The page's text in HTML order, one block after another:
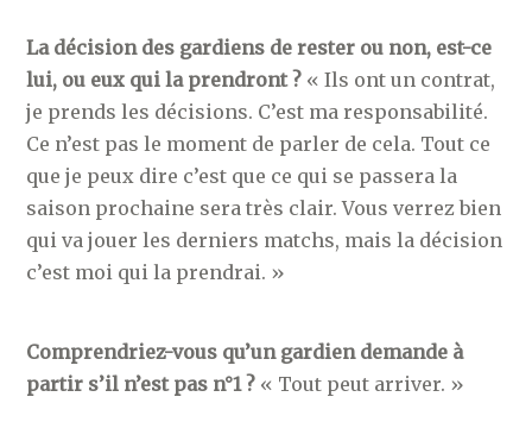
La décision des gardiens de rester ou non, est-ce
lui, ou eux qui la prendront ? « Ils ont un contrat,
je prends les décisions. C’est ma responsabilité.
Ce n’est pas le moment de parler de cela. Tout ce
que je peux dire c’est que ce qui se passera la
saison prochaine sera très clair. Vous verrez bien
qui va jouer les derniers matchs, mais la décision
c’est moi qui la prendrai. »
Comprendriez-vous qu’un gardien demande à
partir s’il n’est pas n°1 ? « Tout peut arriver. »